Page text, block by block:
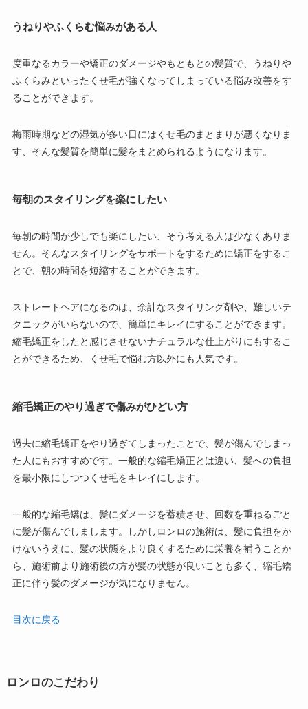
うねりやふくらむ悩みがある人
度重なるカラーや矯正のダメージやもともとの髪質で、うねりや
ふくらみといったくせ毛が強くなってしまっている悩み改善をす
ることができます。
梅雨時期などの湿気が多い日にはくせ毛のまとまりが悪くなりま
す、そんな髪質を簡単に髪をまとめられるようになります。
毎朝のスタイリングを楽にしたい
毎朝の時間が少しでも楽にしたい、そう考える人は少なくありま
せん。そんなスタイリングをサポートをするために矯正をするこ
とで、朝の時間を短縮することができます。
ストレートヘアになるのは、余計なスタイリング剤や、難しいテ
クニックがいらないので、簡単にキレイにすることができます。
縮毛矯正をしたと感じさせないナチュラルな仕上がりにもするこ
とができるため、くせ毛で悩む方以外にも人気です。
縮毛矯正のやり過ぎで傷みがひどい方
過去に縮毛矯正をやり過ぎてしまったことで、髪が傷んでしまっ
た人にもおすすめです。一般的な縮毛矯正とは違い、髪への負担
を最小限にしつつくせ毛をキレイにします。
一般的な縮毛矯は、髪にダメージを蓄積させ、回数を重ねるごと
に髪が傷んでしまします。しかしロンロの施術は、髪に負担をか
けないうえに、髪の状態をより良くするために栄養を補うことか
ら、施術前より施術後の方が髪の状態が良いことも多く、縮毛矯
正に伴う髪のダメージが気になりません。
目次に戻る
ロンロのこだわり